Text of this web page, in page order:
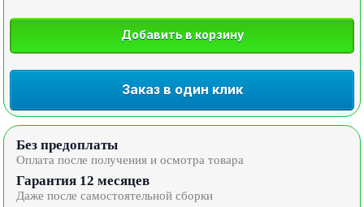
Добавить в корзину
Заказ в один клик
Без предоплаты
Оплата после получения и осмотра товара
Гарантия 12 месяцев
Даже после самостоятельной сборки